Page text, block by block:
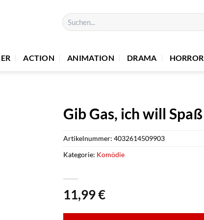
Suchen
nach:
ACTION ANIMATION DRAMA HORROR
Gib Gas, ich will Spaß
11,99€
Artikelnummer: 4032614509903
Kategorie: Komödie